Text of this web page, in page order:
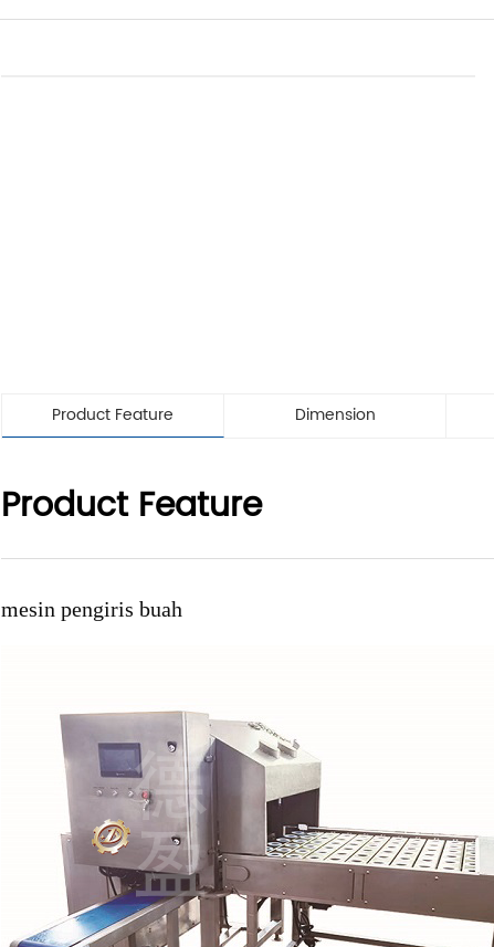
Product Feature Dimension
Product Feature
mesin pengiris buah